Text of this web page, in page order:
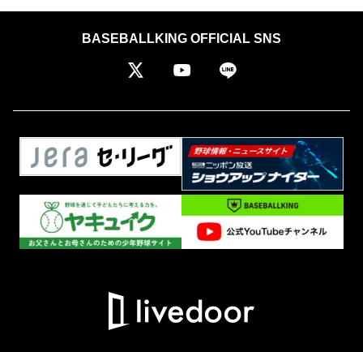
BASEBALLKING OFFICIAL SNS